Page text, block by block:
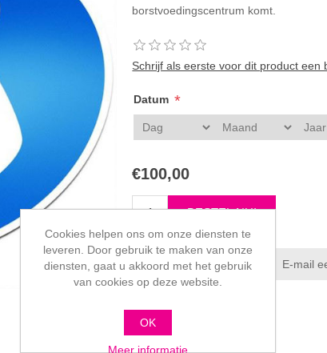
borstvoedingscentrum komt.
Schrijf als eerste voor dit product een
Datum *
€100,00
Cookies helpen ons om onze diensten te
leveren. Door gebruik te maken van onze
diensten, gaat u akkoord met het gebruik
van cookies op deze website.
OK
Meer informatie